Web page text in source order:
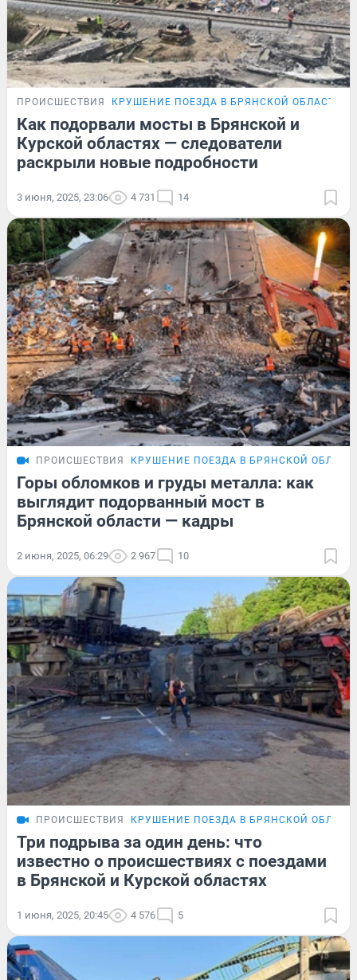
ПРОИСШЕСТВИЯ КРУШЕНИЕ ПОЕЗДА В БРЯНСКОЙ ОБЛАСТИ
Как подорвали мосты в Брянской и
Курской областях — следователи
раскрыли новые подробности
3 июня, 2025, 23:06 4 731 14
ПРОИСШЕСТВИЯ КРУШЕНИЕ ПОЕЗДА В БРЯНСКОЙ
Горы обломков и груды металла: как
выглядит подорванный мост в
Брянской области — кадры
2 июня, 2025, 06:29 2 967 10
ПРОИСШЕСТВИЯ КРУШЕНИЕ ПОЕЗДА В БРЯНСКОЙ
Три подрыва за один день: что
известно о происшествиях с поездами
в Брянской и Курской областях
1 июня, 2025, 20:45 4 576 5